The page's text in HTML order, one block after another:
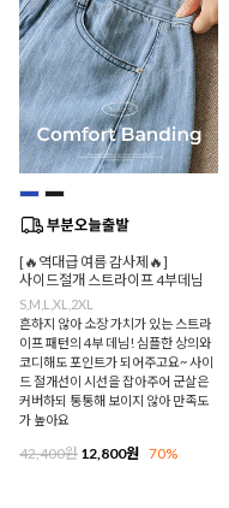
[🔥역대급 여름 감사제🔥]
사이드절개 스트라이프 4부데님
S,M,L,XL,2XL
흔하지 않아 소장 가치가 있는 스트라
이프 패턴의 4부 데님! 심플한 상의와
코디해도 포인트가 되어주고요~ 사이
드 절개선이 시선을 잡아주어 군살은
커버하되 통통해 보이지 않아 만족도
가 높아요
42,400원 12,800원 70%